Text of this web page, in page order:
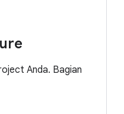
Anda. Bagian